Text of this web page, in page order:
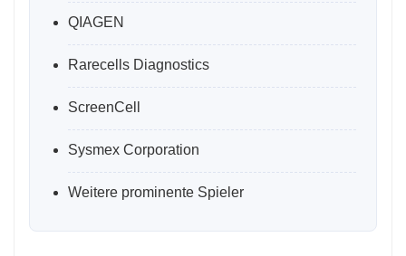
QIAGEN
Rarecells Diagnostics
ScreenCell
Sysmex Corporation
Weitere prominente Spieler